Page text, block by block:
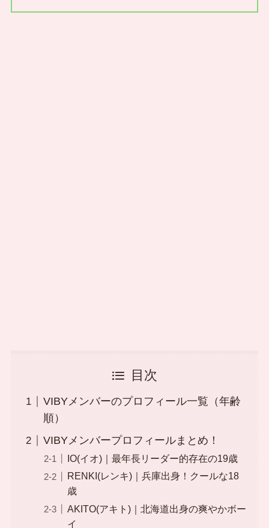
目次
VIBYメンバーのプロフィール一覧（年齢
順）
VIBYメンバープロフィールまとめ！
IO(イオ)｜最年長リーダー的存在の19歳
RENKI(レンキ)｜兵庫出身！クールな18
歳
AKITO(アキト)｜北海道出身の爽やかボー
イ